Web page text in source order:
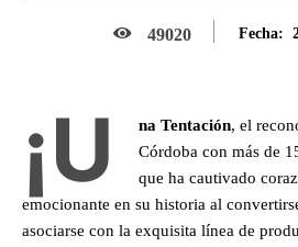
49020 Fecha:
¡U na Tentación, el
Córdoba con más de
que ha cautivado
emocionante en su historia al
asociarse con la exquisita línea de